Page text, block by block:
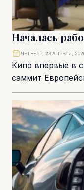
Началась
Кипр впервые в
саммит
начинаются
рабочим ужином
ЧЕТВЕРГ, 23 АПРЕЛЯ,